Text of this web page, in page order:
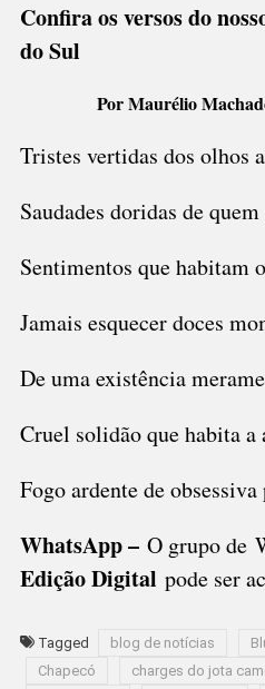
Confira os versos do
do Sul
Por Maurélio
Tristes vertidas dos olhos
Saudades doridas de
Sentimentos que habitam
Jamais esquecer doces
De uma existência
Cruel solidão que habita a
Fogo ardente de
WhatsApp – O grupo de
Edição Digital pode ser
Tagged blog de notícias
Chapecó
charges do jota